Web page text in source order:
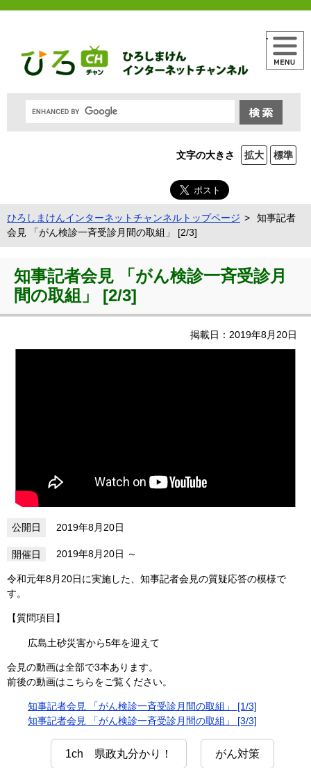
文字の大きさ 拡大 標準
メニュー
ひろしまけんインターネットチャンネルトップページ
知事記者
会見 「がん検診一斉受診月間の取組」 [2/3]
知事記者会見 「がん検診一斉受診月
間の取組」 [2/3]
掲載日：2019年8月20日
2019年8月20日
2019年8月20日
令和元年8月20日に実施した、知事記者会見の質疑応答の模様で
す。
【質問項目】
広島土砂災害から5年を迎えて
会見の動画は全部で3本あります。
前後の動画はこちらをご覧ください。
知事記者会見 「がん検診一斉受診月間の取組」 [1/3]
知事記者会見 「がん検診一斉受診月間の取組」 [3/3]
1ch 県政丸分かり！ がん対策